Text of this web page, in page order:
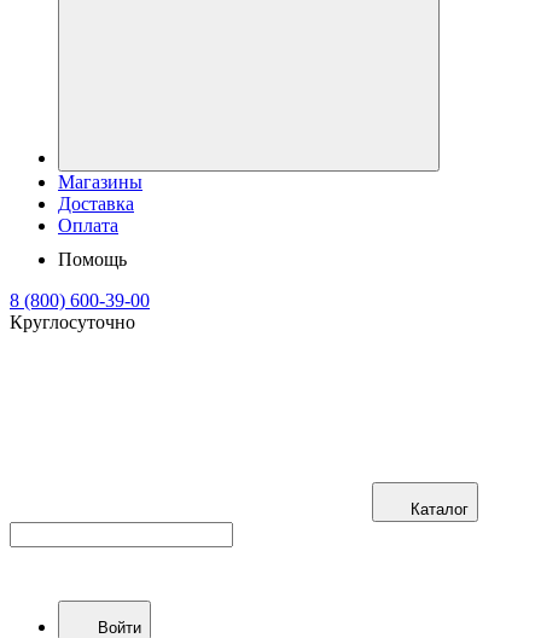
Магазины
Доставка
Оплата
Помощь
8 (800) 600-39-00
Круглосуточно
Каталог
Войти